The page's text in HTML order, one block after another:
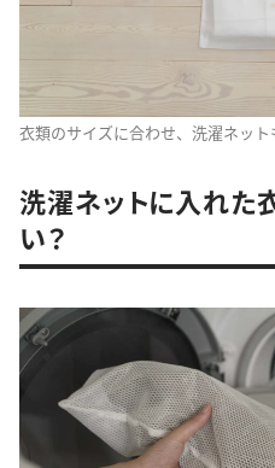
衣類のサイズに合わせ、洗濯ネット
洗濯ネットに入れた
い？